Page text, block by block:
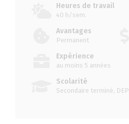
Heures de travail
40 h/sem.
Avantages
Permanent
Expérience
au moins 5 années
Scolarité
Secondaire terminé, DEP